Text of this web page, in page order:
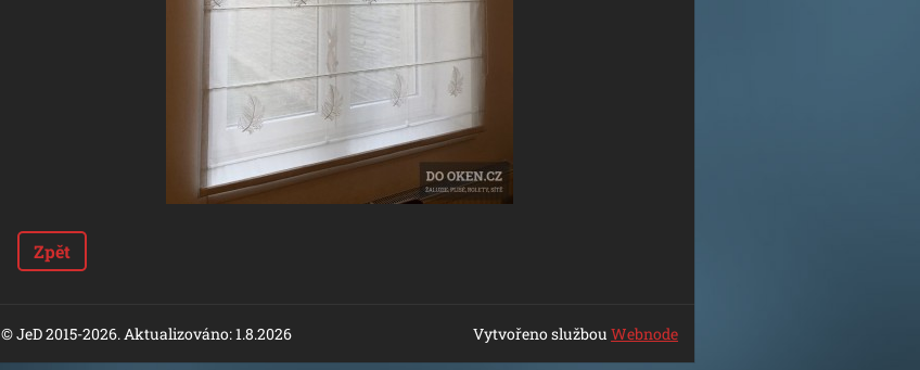
Zpět
© JeD 2015-2026. Aktualizováno: 1.8.2026 Vytvořeno službouWebnode